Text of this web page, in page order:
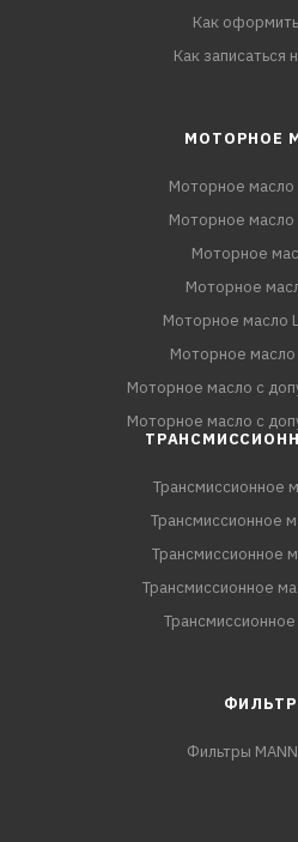
Как
Как записаться
МОТОРНОЕ
Моторное масло
Моторное масло
Моторное
Моторное
Моторное масло
Моторное масло
Моторное масло с
Моторное масло с
Трансмиссионное
Трансмиссионное
Трансмиссионное
Трансмиссионное
Фильтры